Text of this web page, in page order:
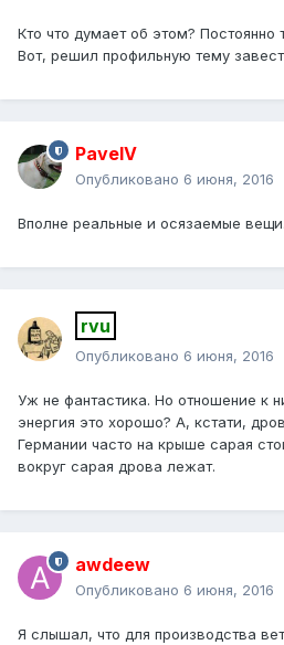
Кто что думает об этом? Постоянно
Вот, решил профильную тему
PavelV
Опубликовано 6 июня, 2016
Вполне реальные и осязаемые вещи.
rvu
Опубликовано 6 июня, 2016
Уж не фантастика. Но отношение к
энергия это хорошо? А, кстати,
Германии часто на крыше сарая
вокруг сарая дрова лежат.
awdeew
Опубликовано 6 июня, 2016
Я слышал, что для производства